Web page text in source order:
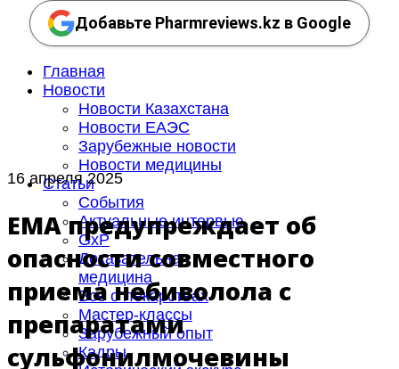
Добавьте Pharmreviews.kz в Google
Главная
Новости
Новости Казахстана
Новости ЕАЭС
Зарубежные новости
Новости медицины
Статьи
События
Актуальные интервью
GxP
Доказательная
медицина
Все о лекарствах
Мастер-классы
Зарубежный опыт
Кадры
16 апреля 2025
EMA предупреждает об
опасности совместного
приема небиволола с
препаратами
сульфонилмочевины